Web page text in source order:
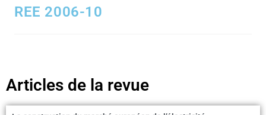
REE 2006-10
Articles de la revue